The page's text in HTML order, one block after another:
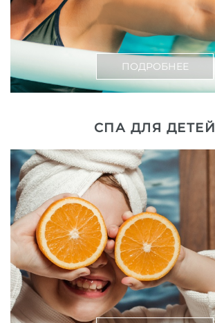
ПОДРОБНЕЕ
СПА ДЛЯ ДЕТЕЙ